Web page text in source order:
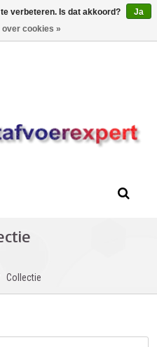
Collectie
verbeteren. Is dat akkoord?
Ja
over cookies »